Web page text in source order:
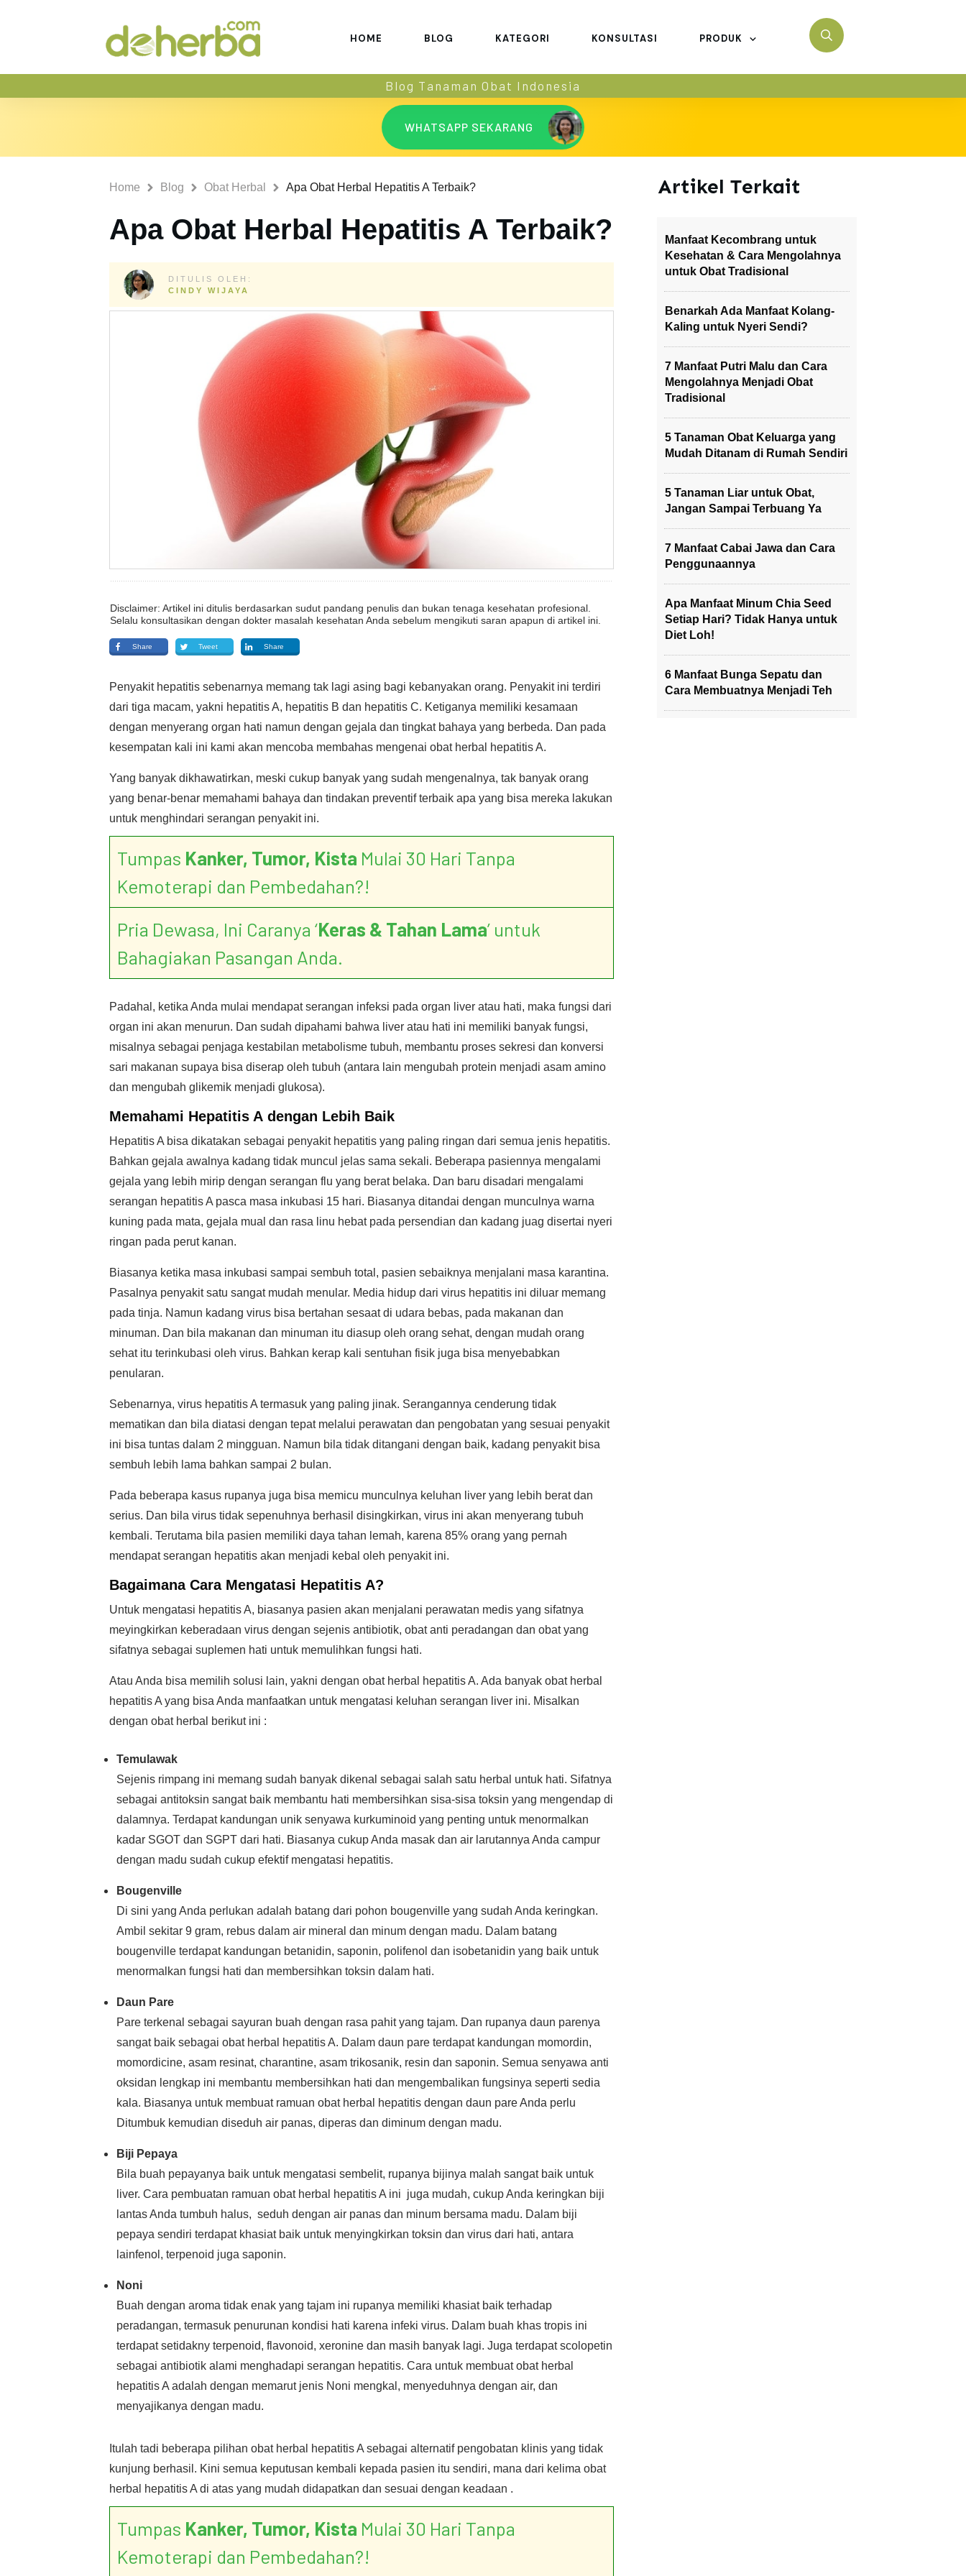
HOME BLOG KATEGORI KONSULTASI PRODUK
Blog Tanaman Obat Indonesia
WHATSAPP SEKARANG
Home Blog Obat Herbal Apa Obat Herbal Hepatitis A Terbaik?
Apa Obat Herbal Hepatitis A Terbaik?
DITULIS OLEH:
CINDY WIJAYA
Disclaimer: Artikel ini ditulis berdasarkan sudut pandang penulis dan bukan tenaga kesehatan profesional.
Selalu konsultasikan dengan dokter masalah kesehatan Anda sebelum mengikuti saran apapun di artikel ini.
Share Tweet Share
Penyakit hepatitis sebenarnya memang tak lagi asing bagi kebanyakan orang. Penyakit ini terdiri
dari tiga macam, yakni hepatitis A, hepatitis B dan hepatitis C. Ketiganya memiliki kesamaan
dengan menyerang organ hati namun dengan gejala dan tingkat bahaya yang berbeda. Dan pada
kesempatan kali ini kami akan mencoba membahas mengenai obat herbal hepatitis A.
Yang banyak dikhawatirkan, meski cukup banyak yang sudah mengenalnya, tak banyak orang
yang benar-benar memahami bahaya dan tindakan preventif terbaik apa yang bisa mereka lakukan
untuk menghindari serangan penyakit ini.
Tumpas Kanker, Tumor, Kista Mulai 30 Hari Tanpa
Kemoterapi dan Pembedahan?!
Pria Dewasa, Ini Caranya ‘Keras & Tahan Lama’ untuk
Bahagiakan Pasangan Anda.
Padahal, ketika Anda mulai mendapat serangan infeksi pada organ liver atau hati, maka fungsi dari
organ ini akan menurun. Dan sudah dipahami bahwa liver atau hati ini memiliki banyak fungsi,
misalnya sebagai penjaga kestabilan metabolisme tubuh, membantu proses sekresi dan konversi
sari makanan supaya bisa diserap oleh tubuh (antara lain mengubah protein menjadi asam amino
dan mengubah glikemik menjadi glukosa).
Memahami Hepatitis A dengan Lebih Baik
Hepatitis A bisa dikatakan sebagai penyakit hepatitis yang paling ringan dari semua jenis hepatitis.
Bahkan gejala awalnya kadang tidak muncul jelas sama sekali. Beberapa pasiennya mengalami
gejala yang lebih mirip dengan serangan flu yang berat belaka. Dan baru disadari mengalami
serangan hepatitis A pasca masa inkubasi 15 hari. Biasanya ditandai dengan munculnya warna
kuning pada mata, gejala mual dan rasa linu hebat pada persendian dan kadang juag disertai nyeri
ringan pada perut kanan.
Biasanya ketika masa inkubasi sampai sembuh total, pasien sebaiknya menjalani masa karantina.
Pasalnya penyakit satu sangat mudah menular. Media hidup dari virus hepatitis ini diluar memang
pada tinja. Namun kadang virus bisa bertahan sesaat di udara bebas, pada makanan dan
minuman. Dan bila makanan dan minuman itu diasup oleh orang sehat, dengan mudah orang
sehat itu terinkubasi oleh virus. Bahkan kerap kali sentuhan fisik juga bisa menyebabkan
penularan.
Sebenarnya, virus hepatitis A termasuk yang paling jinak. Serangannya cenderung tidak
mematikan dan bila diatasi dengan tepat melalui perawatan dan pengobatan yang sesuai penyakit
ini bisa tuntas dalam 2 mingguan. Namun bila tidak ditangani dengan baik, kadang penyakit bisa
sembuh lebih lama bahkan sampai 2 bulan.
Pada beberapa kasus rupanya juga bisa memicu munculnya keluhan liver yang lebih berat dan
serius. Dan bila virus tidak sepenuhnya berhasil disingkirkan, virus ini akan menyerang tubuh
kembali. Terutama bila pasien memiliki daya tahan lemah, karena 85% orang yang pernah
mendapat serangan hepatitis akan menjadi kebal oleh penyakit ini.
Bagaimana Cara Mengatasi Hepatitis A?
Untuk mengatasi hepatitis A, biasanya pasien akan menjalani perawatan medis yang sifatnya
meyingkirkan keberadaan virus dengan sejenis antibiotik, obat anti peradangan dan obat yang
sifatnya sebagai suplemen hati untuk memulihkan fungsi hati.
Atau Anda bisa memilih solusi lain, yakni dengan obat herbal hepatitis A. Ada banyak obat herbal
hepatitis A yang bisa Anda manfaatkan untuk mengatasi keluhan serangan liver ini. Misalkan
dengan obat herbal berikut ini :
Temulawak
Sejenis rimpang ini memang sudah banyak dikenal sebagai salah satu herbal untuk hati. Sifatnya
sebagai antitoksin sangat baik membantu hati membersihkan sisa-sisa toksin yang mengendap di
dalamnya. Terdapat kandungan unik senyawa kurkuminoid yang penting untuk menormalkan
kadar SGOT dan SGPT dari hati. Biasanya cukup Anda masak dan air larutannya Anda campur
dengan madu sudah cukup efektif mengatasi hepatitis.
Bougenville
Di sini yang Anda perlukan adalah batang dari pohon bougenville yang sudah Anda keringkan.
Ambil sekitar 9 gram, rebus dalam air mineral dan minum dengan madu. Dalam batang
bougenville terdapat kandungan betanidin, saponin, polifenol dan isobetanidin yang baik untuk
menormalkan fungsi hati dan membersihkan toksin dalam hati.
Daun Pare
Pare terkenal sebagai sayuran buah dengan rasa pahit yang tajam. Dan rupanya daun parenya
sangat baik sebagai obat herbal hepatitis A. Dalam daun pare terdapat kandungan momordin,
momordicine, asam resinat, charantine, asam trikosanik, resin dan saponin. Semua senyawa anti
oksidan lengkap ini membantu membersihkan hati dan mengembalikan fungsinya seperti sedia
kala. Biasanya untuk membuat ramuan obat herbal hepatitis dengan daun pare Anda perlu
Ditumbuk kemudian diseduh air panas, diperas dan diminum dengan madu.
Biji Pepaya
Bila buah pepayanya baik untuk mengatasi sembelit, rupanya bijinya malah sangat baik untuk
liver. Cara pembuatan ramuan obat herbal hepatitis A ini juga mudah, cukup Anda keringkan biji
lantas Anda tumbuh halus, seduh dengan air panas dan minum bersama madu. Dalam biji
pepaya sendiri terdapat khasiat baik untuk menyingkirkan toksin dan virus dari hati, antara
lainfenol, terpenoid juga saponin.
Noni
Buah dengan aroma tidak enak yang tajam ini rupanya memiliki khasiat baik terhadap
peradangan, termasuk penurunan kondisi hati karena infeki virus. Dalam buah khas tropis ini
terdapat setidakny terpenoid, flavonoid, xeronine dan masih banyak lagi. Juga terdapat scolopetin
sebagai antibiotik alami menghadapi serangan hepatitis. Cara untuk membuat obat herbal
hepatitis A adalah dengan memarut jenis Noni mengkal, menyeduhnya dengan air, dan
menyajikanya dengan madu.
Itulah tadi beberapa pilihan obat herbal hepatitis A sebagai alternatif pengobatan klinis yang tidak
kunjung berhasil. Kini semua keputusan kembali kepada pasien itu sendiri, mana dari kelima obat
herbal hepatitis A di atas yang mudah didapatkan dan sesuai dengan keadaan .
Tumpas Kanker, Tumor, Kista Mulai 30 Hari Tanpa
Kemoterapi dan Pembedahan?!
Artikel Terkait
Manfaat Kecombrang untuk
Kesehatan & Cara Mengolahnya
untuk Obat Tradisional
Benarkah Ada Manfaat Kolang-
Kaling untuk Nyeri Sendi?
7 Manfaat Putri Malu dan Cara
Mengolahnya Menjadi Obat
Tradisional
5 Tanaman Obat Keluarga yang
Mudah Ditanam di Rumah Sendiri
5 Tanaman Liar untuk Obat,
Jangan Sampai Terbuang Ya
7 Manfaat Cabai Jawa dan Cara
Penggunaannya
Apa Manfaat Minum Chia Seed
Setiap Hari? Tidak Hanya untuk
Diet Loh!
6 Manfaat Bunga Sepatu dan
Cara Membuatnya Menjadi Teh